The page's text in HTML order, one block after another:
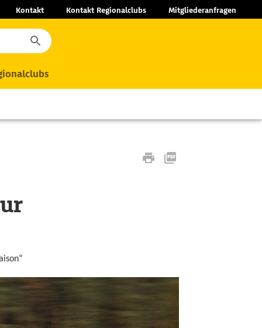
Kontakt Kontakt Regionalclubs Mitgliederanfragen